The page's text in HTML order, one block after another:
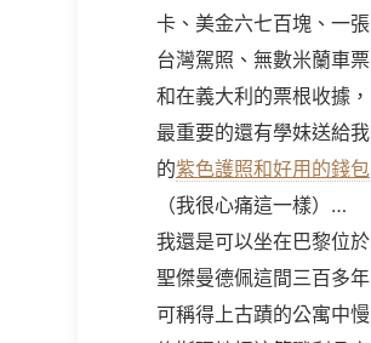
卡、美金六七百塊、一張
台灣駕照、無數米蘭車票
和在義大利的票根收據，
最重要的還有學妹送給我
的紫色護照和好用的錢包
（我很心痛這一樣）…
我還是可以坐在巴黎位於
聖傑曼德佩這間三百多年
可稱得上古蹟的公寓中慢